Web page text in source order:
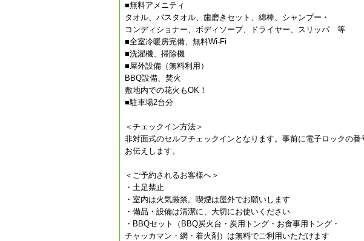
■無料アメニティ
タオル、バスタオル、歯磨きセット、綿棒、シャンプー・
コンディショナー、ボディソープ、ドライヤー、スリッパ 等
■全室冷暖房完備、無料Wi-Fi
■洗濯機、掃除機
■屋外設備（無料利用）
BBQ設備、焚火
敷地内での花火もOK！
■駐車場2台分
＜チェックイン方法＞
非対面式のセルフチェックインとなります。事前に電子ロックの番
お伝えします。
＜ご予約されるお客様へ＞
・土足禁止
・室内は火気厳禁。喫煙は屋外でお願いします
・備品・設備は清潔に、大切にお使いください
・BBQセット（BBQ炭火台・炭用トング・お食事用トング・
チャッカマン・網・着火剤）は無料でご利用いただけます